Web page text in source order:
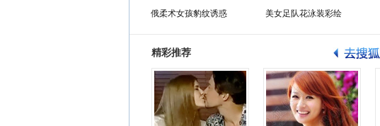
俄柔术女孩豹纹诱惑 美女足队花泳装彩绘
精彩推荐